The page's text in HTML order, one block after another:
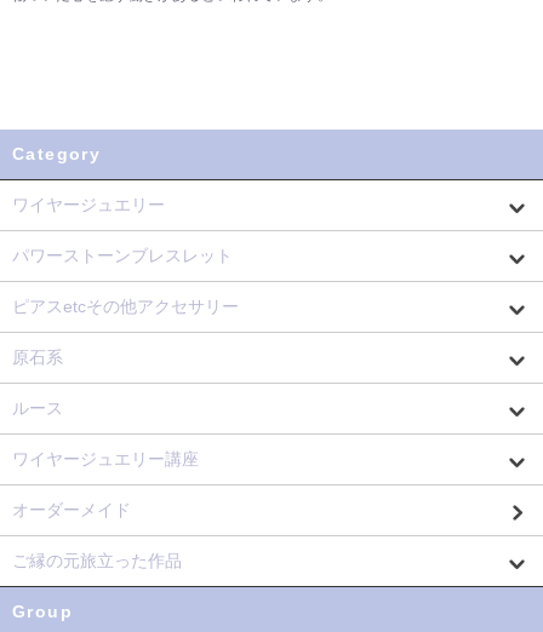
Category
ワイヤージュエリー
パワーストーンブレスレット
ピアスetcその他アクセサリー
原石系
ルース
ワイヤージュエリー講座
オーダーメイド
ご縁の元旅立った作品
Group